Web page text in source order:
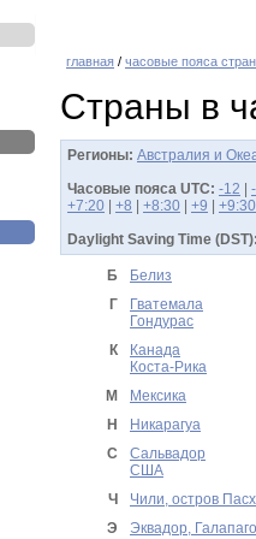
главная / часовые пояса стран
Страны в
Регионы: Австралия и
Часовые пояса UTC: -12
+7:20
+8 +8:30 +9
+9:30
Daylight Saving Time
Б
Белиз
Г
Гватемала
Гондурас
К
Канада
Коста-Рика
М
Мексика
Н
Никарагуа
С
Сальвадор
США
Ч
Чили, остров
Э
Эквадор,